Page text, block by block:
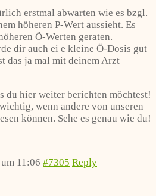
erstmal abwarten wie es bzgl.
höheren P-Wert aussieht. Es
Ö-Werten geraten.
dir auch ei e kleine Ö-Dosis gut
das ja mal mit deinem Arzt
du hier weiter berichten möchtest!
wenn andere von unseren
können. Sehe es genau wie du!
11:06 #7305 Reply